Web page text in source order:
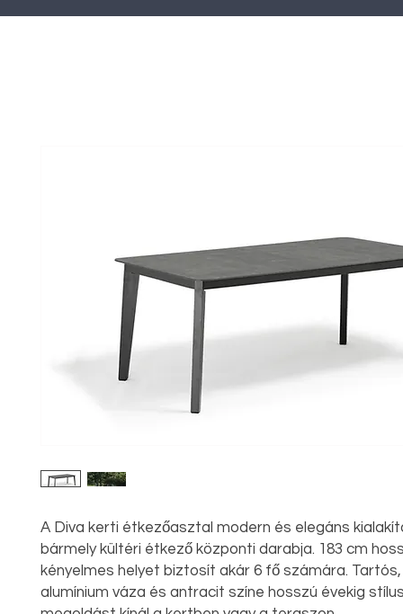
A Diva kerti étkezőasztal modern és elegáns
bármely kültéri étkező központi darabja. 183 cm
kényelmes helyet biztosít akár 6 fő számára.
alumínium váza és antracit színe hosszú évekig